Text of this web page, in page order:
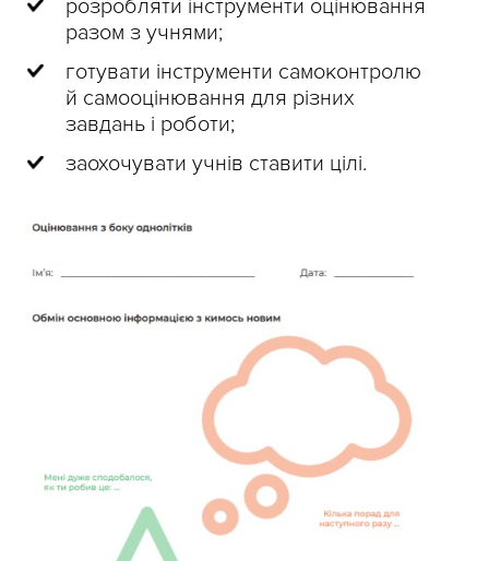
розробляти інструменти оцінювання
разом з учнями;
готувати інструменти самоконтролю
й самооцінювання для різних
завдань і роботи;
заохочувати учнів ставити цілі.